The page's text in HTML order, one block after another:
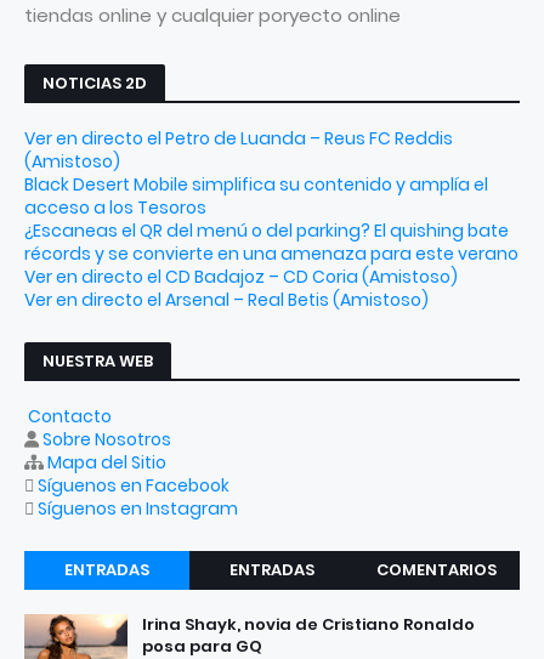
tiendas online y cualquier poryecto online
NOTICIAS 2D
Ver en directo el Petro de Luanda – Reus FC Reddis
(Amistoso)
Black Desert Mobile simplifica su contenido y amplía el
acceso a los Tesoros
¿Escaneas el QR del menú o del parking? El quishing bate
récords y se convierte en una amenaza para este verano
Ver en directo el CD Badajoz – CD Coria (Amistoso)
Ver en directo el Arsenal – Real Betis (Amistoso)
NUESTRA WEB
Contacto
Sobre Nosotros
Mapa del Sitio
Síguenos en Facebook
Síguenos en Instagram
ENTRADAS
RECIENTES
ENTRADAS
COMENTARIOS
Irina Shayk, novia de Cristiano Ronaldo
posa para GQ